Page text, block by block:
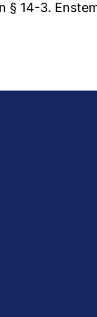
§ 14-3.